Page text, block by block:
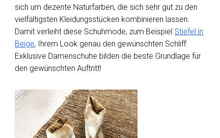
sich um dezente Naturfarben, die sich sehr gut zu den
vielfältigsten Kleidungsstücken kombinieren lassen.
Damit verleiht diese Schuhmode, zum Beispiel Stiefel in
Beige, Ihrem Look genau den gewünschten Schliff.
Exklusive Damenschuhe bilden die beste Grundlage für
den gewünschten Auftritt!